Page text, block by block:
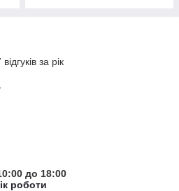
за рік
до 18:00
роботи